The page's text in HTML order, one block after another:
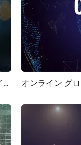
雨のリアルタイム音楽チュートリアルカバー瞑想ライブストリームYouTubeイントロ オンライン グ